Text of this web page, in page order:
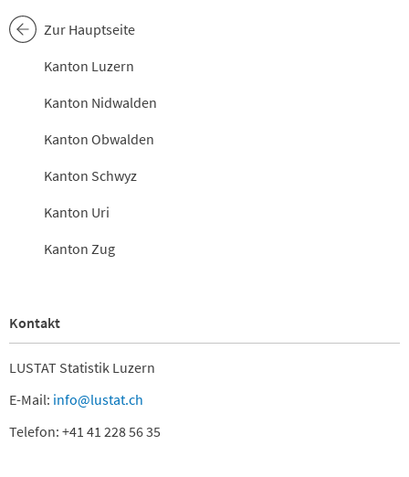
Zur Hauptseite
Kanton Luzern
Kanton Nidwalden
Kanton Obwalden
Kanton Schwyz
Kanton Uri
Kanton Zug
Kontakt
LUSTAT Statistik Luzern
E-Mail: info@lustat.ch
Telefon: +41 41 228 56 35